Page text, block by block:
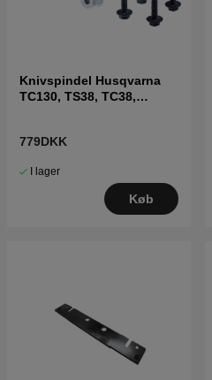
Knivspindel Husqvarna
TC130, TS38, TC38,
779DKK
I lager
Køb